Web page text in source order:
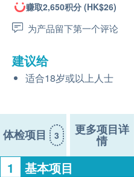
赚取2,650积分 (HK$26)
为产品留下第一个评论
建议给
适合18岁或以上人士
体检项目 3 更多项目详
情
1 基本项目